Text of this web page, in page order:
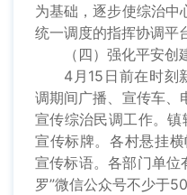
为基础，逐步使综治中
统一调度的指挥协调平
（四）强化平安创
4月15日前在时刻
调期间广播、宣传车、
宣传综治民调工作。
宣传标牌。各村悬挂
宣传标语。各部门单位
罗”微信公众号不少于